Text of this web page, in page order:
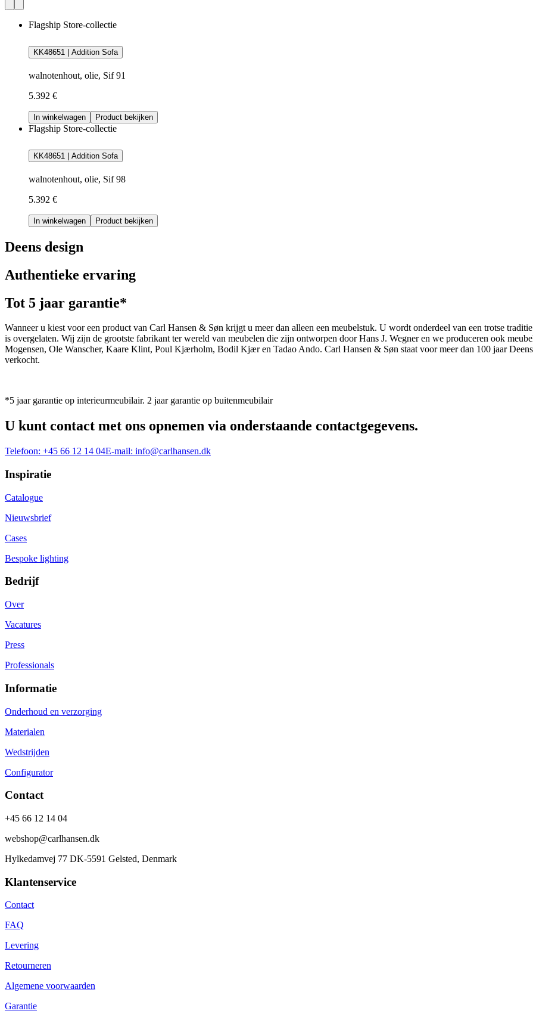
Flagship Store-collectie
KK48651 | Addition Sofa
walnotenhout, olie, Sif 91
5.392 €
In winkelwagen Product bekijken
Flagship Store-collectie
KK48651 | Addition Sofa
walnotenhout, olie, Sif 98
5.392 €
In winkelwagen Product bekijken
Deens design
Authentieke ervaring
Tot 5 jaar garantie*
Wanneer u kiest voor een product van Carl Hansen & Søn krijgt u meer dan alleen een meubelstuk. U wordt onderdeel van een trotse
is overgelaten. Wij zijn de grootste fabrikant ter wereld van meubelen die zijn ontworpen door Hans J. Wegner en we produceren ook
Mogensen, Ole Wanscher, Kaare Klint, Poul Kjærholm, Bodil Kjær en Tadao Ando. Carl Hansen & Søn staat voor meer dan 100 jaar
verkocht.
*5 jaar garantie op interieurmeubilair. 2 jaar garantie op buitenmeubilair
U kunt contact met ons opnemen via onderstaande contactgegevens.
Telefoon: +45 66 12 14 04E-mail: info@carlhansen.dk
Inspiratie
Catalogue
Nieuwsbrief
Cases
Bespoke lighting
Bedrijf
Over
Vacatures
Press
Professionals
Informatie
Onderhoud en verzorging
Materialen
Wedstrijden
Configurator
Contact
+45 66 12 14 04
webshop@carlhansen.dk
Hylkedamvej 77 DK-5591 Gelsted, Denmark
Klantenservice
Contact
FAQ
Levering
Retourneren
Algemene voorwaarden
Garantie